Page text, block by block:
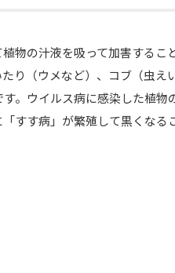
物の汁液を吸って加害する
り（ウメなど）、コブ（虫
。ウイルス病に感染した植
すす病」が繁殖して黒くなる